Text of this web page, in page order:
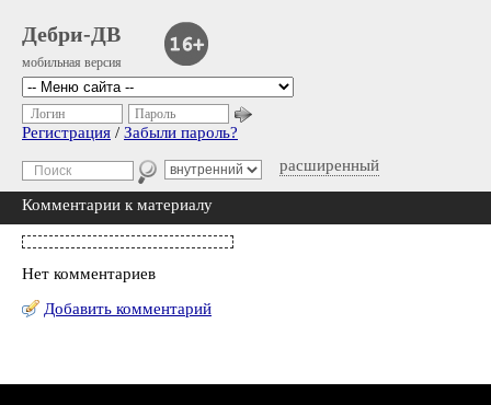
Дебри-ДВ
мобильная версия
расширенный
Логин Пароль
Регистрация / Забыли пароль?
Комментарии к материалу
Нет комментариев
Добавить комментарий